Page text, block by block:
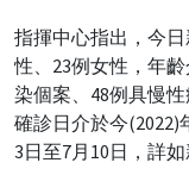
指揮中心指出，今
性、23例女性，年
染個案、48例具慢性
確診日介於今(2022)
3日至7月10日，詳如